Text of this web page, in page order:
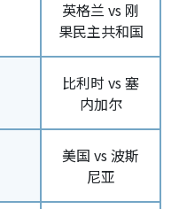
英格兰 vs 刚
果民主共和国
比利时 vs 塞
内加尔
美国 vs 波斯
尼亚